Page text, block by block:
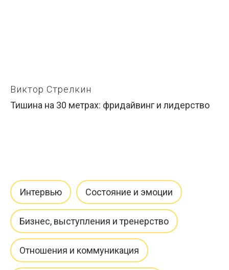
Виктор Стрелкин
Тишина на 30 метрах: фридайвинг и лидерство
Интервью Состояние и эмоции
Бизнес, выступления и тренерство
Отношения и коммуникация